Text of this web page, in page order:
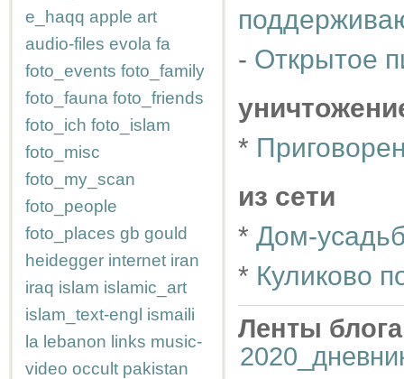
e_haqq apple art
audio-files evola fa
foto_events foto_family
foto_fauna foto_friends
foto_ich foto_islam
foto_misc
foto_my_scan
foto_people
foto_places gb gould
heidegger internet iran
iraq islam islamic_art
islam_text-engl ismaili
la lebanon links music-
video occult pakistan
- Открытое
*
из сети
* Дом-
* Куликово
Ленты